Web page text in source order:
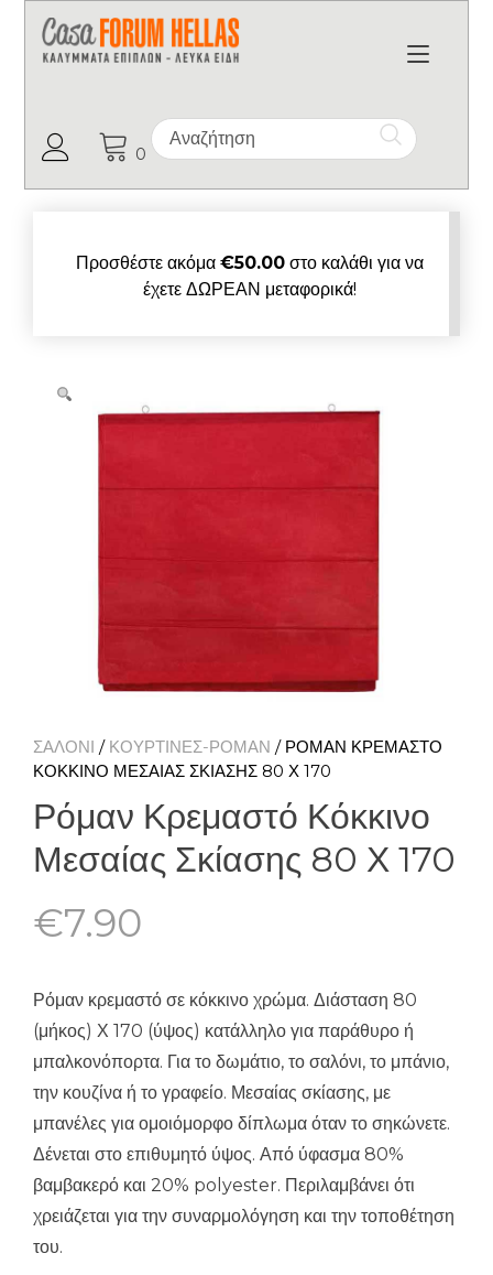
Ο Λογαριασμός μου
0
Προσθέστε ακόμα €50.00στο καλάθι για να
έχετε ΔΩΡΕΑΝ μεταφορικά!
ΣΑΛΟΝΙ / ΚΟΥΡΤΙΝΕΣ-ΡΟΜΑΝ / ΡΌΜΑΝ ΚΡΕΜΑΣΤΌ
ΚΌΚΚΙΝΟ ΜΕΣΑΊΑΣ ΣΚΊΑΣΗΣ 80 Χ 170
Ρόμαν Κρεμαστό Κόκκινο
Μεσαίας Σκίασης 80 Χ 170
€7.90
Ρόμαν κρεμαστό σε κόκκινο χρώμα. Διάσταση 80
(μήκος) Χ 170 (ύψος) κατάλληλο για παράθυρο ή
μπαλκονόπορτα. Για το δωμάτιο, το σαλόνι, το μπάνιο,
την κουζίνα ή το γραφείο. Μεσαίας σκίασης, με
μπανέλες για ομοιόμορφο δίπλωμα όταν το σηκώνετε.
Δένεται στο επιθυμητό ύψος. Από ύφασμα 80%
βαμβακερό και 20% polyester. Περιλαμβάνει ότι
χρειάζεται για την συναρμολόγηση και την τοποθέτηση
του.